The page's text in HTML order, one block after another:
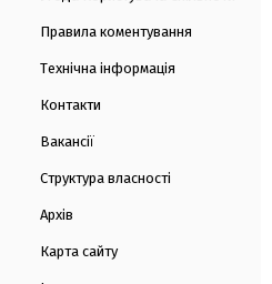
Правила коментування
Технічна інформація
Контакти
Вакансії
Структура власності
Архів
Карта сайту